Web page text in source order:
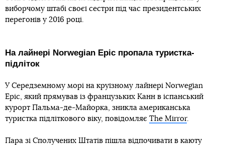
виборчому штабі своєї сестри під час президентських
перегонів у 2016 році.
На лайнері Norwegian Epic пропала туристка-
підліток
У Середземному морі на круїзному лайнері Norwegian
Epic, який прямував із французьких Канн в іспанський
курорт Пальма-де-Майорка, зникла американська
туристка підліткового віку, повідомляє The Mirror.
Пара зі Сполучених Штатів пішла відпочивати в каюту